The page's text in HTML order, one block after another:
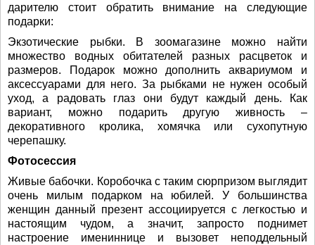
дарителю стоит обратить внимание на следующие
подарки:
Экзотические рыбки. В зоомагазине можно найти
множество водных обитателей разных расцветок и
размеров. Подарок можно дополнить аквариумом и
аксессуарами для него. За рыбками не нужен особый
уход, а радовать глаз они будут каждый день. Как
вариант, можно подарить другую живность –
декоративного кролика, хомячка или сухопутную
черепашку.
Фотосессия
Живые бабочки. Коробочка с таким сюрпризом выглядит
очень милым подарком на юбилей. У большинства
женщин данный презент ассоциируется с легкостью и
настоящим чудом, а значит, запросто поднимет
настроение имениннице и вызовет неподдельный